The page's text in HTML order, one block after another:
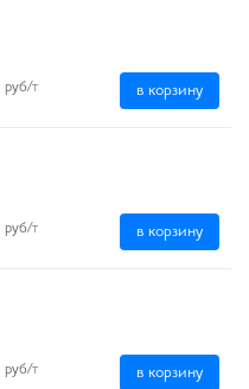
руб/т в корзину
руб/т в корзину
руб/т в корзину